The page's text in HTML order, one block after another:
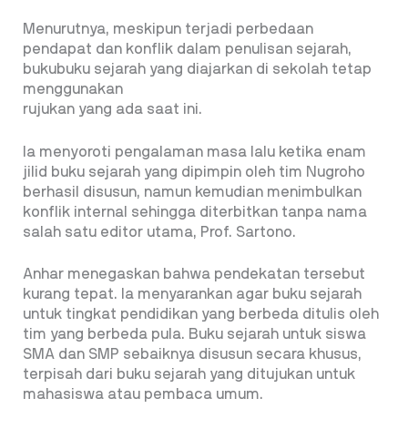
Menurutnya, meskipun terjadi perbedaan
pendapat dan konflik dalam penulisan sejarah,
bukubuku sejarah yang diajarkan di sekolah tetap
menggunakan
rujukan yang ada saat ini.
Ia menyoroti pengalaman masa lalu ketika enam
jilid buku sejarah yang dipimpin oleh tim Nugroho
berhasil disusun, namun kemudian menimbulkan
konflik internal sehingga diterbitkan tanpa nama
salah satu editor utama, Prof. Sartono.
Anhar menegaskan bahwa pendekatan tersebut
kurang tepat. Ia menyarankan agar buku sejarah
untuk tingkat pendidikan yang berbeda ditulis oleh
tim yang berbeda pula. Buku sejarah untuk siswa
SMA dan SMP sebaiknya disusun secara khusus,
terpisah dari buku sejarah yang ditujukan untuk
mahasiswa atau pembaca umum.